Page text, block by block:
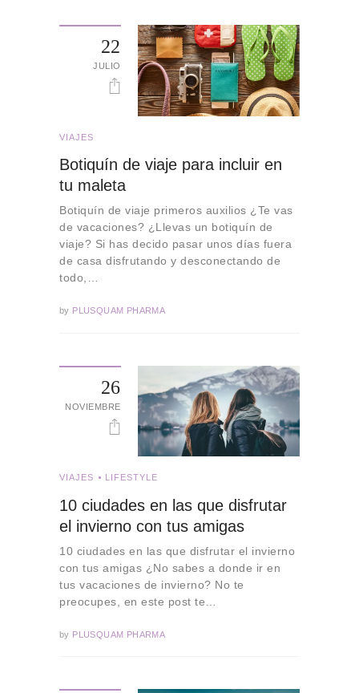
22
JULIO
VIAJES
Botiquín de viaje para incluir en
tu maleta
Botiquín de viaje primeros auxilios ¿Te vas
de vacaciones? ¿Llevas un botiquín de
viaje? Si has decido pasar unos días fuera
de casa disfrutando y desconectando de
todo,…
by PLUSQUAM PHARMA
26
NOVIEMBRE
VIAJES LIFESTYLE
10 ciudades en las que disfrutar
el invierno con tus amigas
10 ciudades en las que disfrutar el invierno
con tus amigas ¿No sabes a donde ir en
tus vacaciones de invierno? No te
preocupes, en este post te…
by PLUSQUAM PHARMA